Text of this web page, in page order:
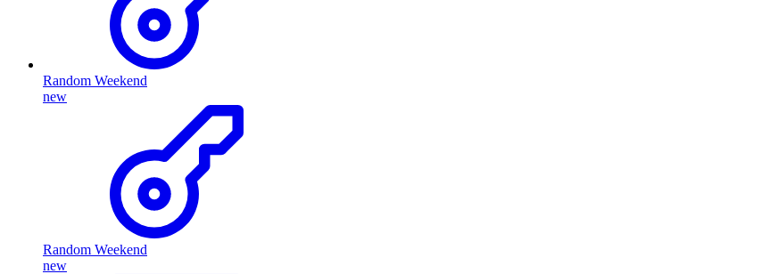
Random Weekend
new
Random Weekend
new